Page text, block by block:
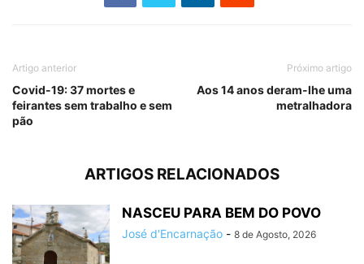
Artigo anterior
Covid-19: 37 mortes e
feirantes sem trabalho e sem
pão
Próximo artigo
Aos 14 anos deram-lhe uma
metralhadora
ARTIGOS RELACIONADOS
NASCEU PARA BEM DO POVO
José d'Encarnação - 8 de Agosto, 2026